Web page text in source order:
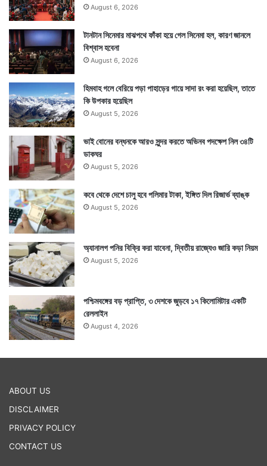
August 6, 2026
টানটান সিনেমার মাঝপথে ফাঁকা হয়ে গেল সিনেমা হল, কারণ জানলে
বিশ্বাস হবেনা
August 6, 2026
হিমবাহ গলে বেরিয়ে পড়া পাহাড়ের গায়ে সাদা রং করা হয়েছিল, তাতে
কি উপকার হয়েছিল
August 5, 2026
ভাই বোনের বন্ধনকে আরও সুন্দর করতে অভিনব পদক্ষেপ নিল ৩৪টি
ডাকঘর
August 5, 2026
কবে থেকে দেশে চালু হবে পলিমার টাকা, ইঙ্গিত দিল রিজার্ভ ব্যাঙ্ক
August 5, 2026
অ্যানালগ পনির বিক্রি করা যাবেনা, দ্বিতীয় রাজ্যেও জারি কড়া নিয়ম
August 5, 2026
পশ্চিমবঙ্গের বড় প্রাপ্তি, ৩ দেশকে জুড়বে ১৭ কিলোমিটার একটি
রেললাইন
August 4, 2026
ABOUT US
DISCLAIMER
PRIVACY POLICY
CONTACT US